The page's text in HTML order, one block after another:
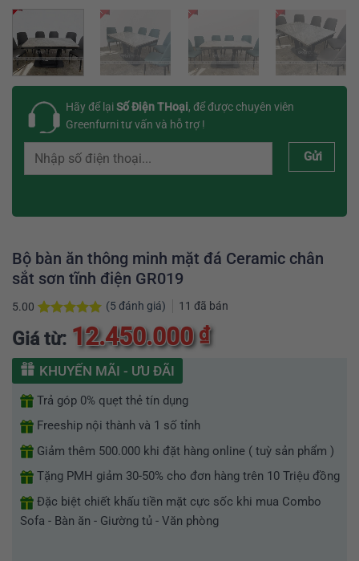
Hãy để lạiSố Điện THoại, để được chuyên viên
Greenfurni tư vấn và hỗ trợ !
Gửi
Bộ bàn ăn thông minh mặt đá Ceramic chân
sắt sơn tĩnh điện GR019
5.00
trên 5
dựa trên
đánh giá
(5 đánh giá) 11 đã bán
Giá từ: 12.450.000₫
KHUYẾN MÃI - ƯU ĐÃI
Trả góp 0% quẹt thẻ tín dụng
Freeship nội thành và 1 số tỉnh
Giảm thêm 500.000 khi đặt hàng online ( tuỳ sản phẩm )
Tặng PMH giảm 30-50% cho đơn hàng trên 10 Triệu đồng
Đặc biệt chiết khấu tiền mặt cực sốc khi mua Combo
Sofa - Bàn ăn - Giường tủ - Văn phòng